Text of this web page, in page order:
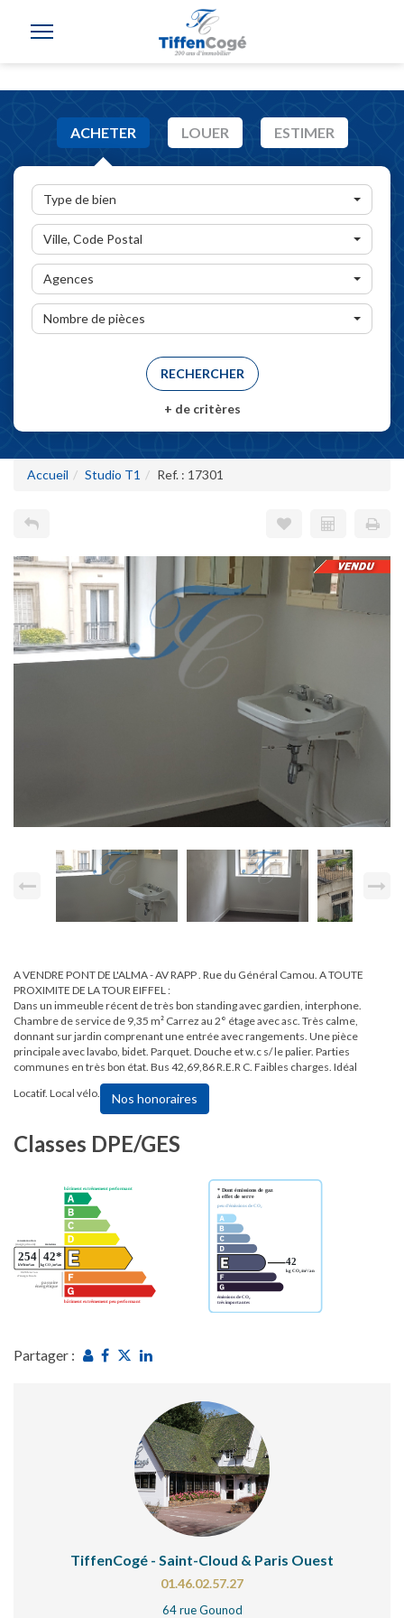
ACHETER LOUER ESTIMER
Type de bien
Ville, Code Postal
Agences
Nombre de pièces
+ de critères
Accueil Studio T1 Ref. : 17301
A VENDRE PONT DE L'ALMA - AV RAPP . Rue du Général Camou. A TOUTE
PROXIMITE DE LA TOUR EIFFEL :
Dans un immeuble récent de très bon standing avec gardien, interphone.
Chambre de service de 9,35 m² Carrez au 2° étage avec asc. Très calme,
donnant sur jardin comprenant une entrée avec rangements. Une pièce
principale avec lavabo, bidet. Parquet. Douche et w.c s/ le palier. Parties
communes en très bon état. Bus 42,69,86 R.E.R C. Faibles charges. Idéal
Locatif. Local vélo.
Nos honoraires
Classes DPE/GES
Partager :
TiffenCogé - Saint-Cloud & Paris Ouest
01.46.02.57.27
64 rue Gounod